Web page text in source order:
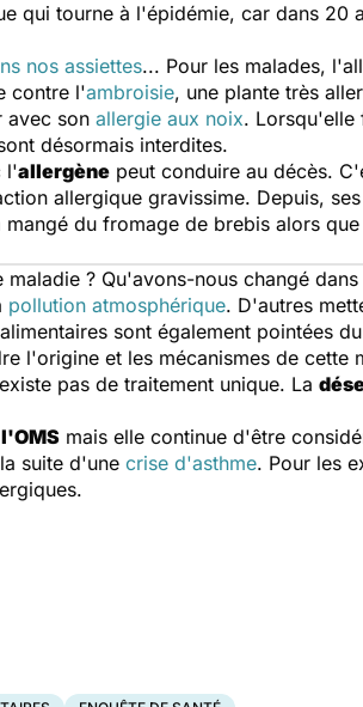
qui tourne à l'épidémie, car dans 20
nos assiettes... Pour les malades,
contre l'ambroisie, une plante très
avec son allergie aux noix. Lorsqu'elle
désormais interdites.
l'allergène peut conduire au décès.
allergique gravissime. Depuis,
du fromage de brebis alors
? Qu'avons-nous changé
pollution atmosphérique. D'autres
sont également pointées
l'origine et les mécanismes de cette
pas de traitement unique. La
mais elle continue d'être
suite d'une crise d'asthme. Pour les